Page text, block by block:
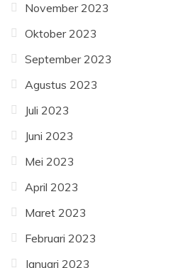
November 2023
Oktober 2023
September 2023
Agustus 2023
Juli 2023
Juni 2023
Mei 2023
April 2023
Maret 2023
Februari 2023
Januari 2023